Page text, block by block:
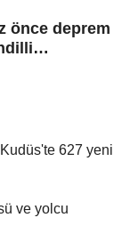
önce deprem
627 yeni
ve yolcu